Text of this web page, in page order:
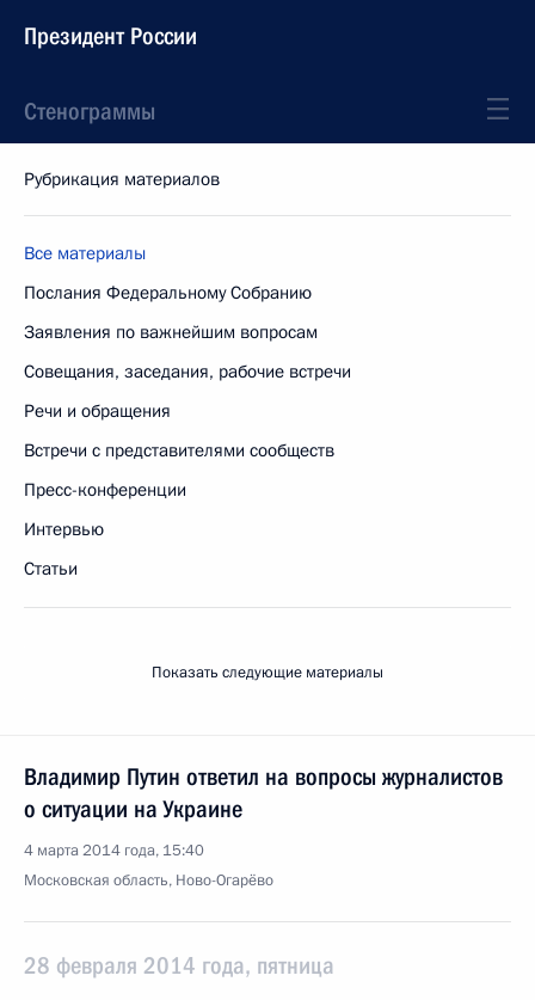
Президент России
Стенограммы
Рубрикация материалов
Все материалы
Послания Федеральному Собранию
Заявления по важнейшим вопросам
Совещания, заседания, рабочие встречи
Речи и обращения
Встречи с представителями сообществ
Пресс-конференции
Интервью
Статьи
Показать следующие материалы
Владимир Путин ответил на вопросы журналистов
о ситуации на Украине
4 марта 2014 года, 15:40
Московская область, Ново-Огарёво
28 февраля 2014 года, пятница